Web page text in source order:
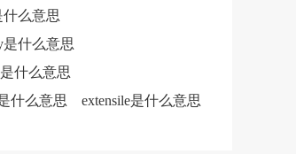
什么意思
是什么意思
是什么意思
什么意思
extensile是什么意思